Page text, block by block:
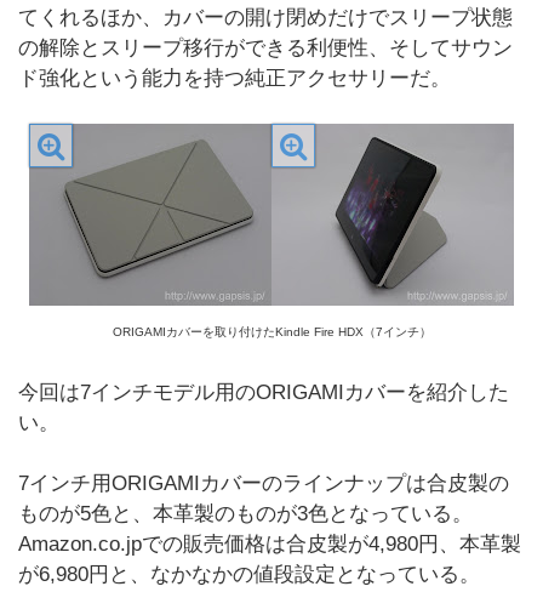
てくれるほか、カバーの開け閉めだけでスリープ状態
の解除とスリープ移行ができる利便性、そしてサウン
ド強化という能力を持つ純正アクセサリーだ。
ORIGAMIカバーを取り付けたKindle Fire HDX（7インチ）
今回は7インチモデル用のORIGAMIカバーを紹介した
い。
7インチ用ORIGAMIカバーのラインナップは合皮製の
ものが5色と、本革製のものが3色となっている。
Amazon.co.jpでの販売価格は合皮製が4,980円、本革製
が6,980円と、なかなかの値段設定となっている。